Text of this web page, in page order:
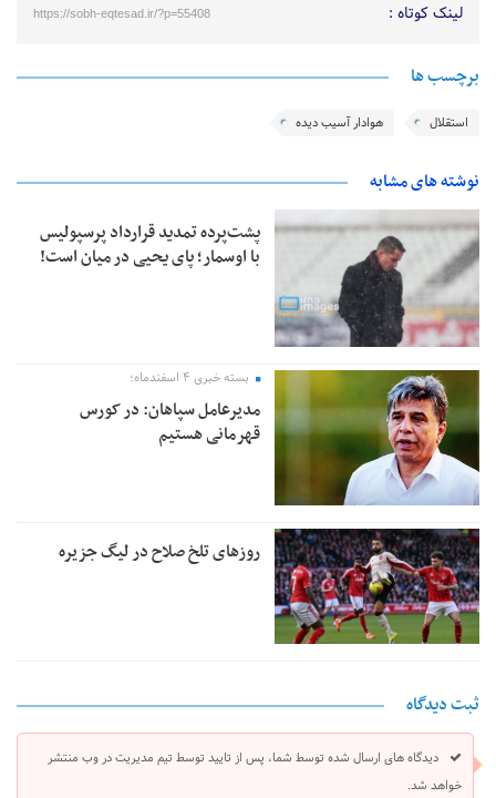
لینک کوتاه : https://sobh-eqtesad.ir/?p=55408
برچسب ها
استقلال هوادار آسیب دیده
نوشته های مشابه
پشت‌پرده تمدید قرارداد پرسپولیس
با اوسمار؛ پای یحیی در میان است!
بسته خبری ۴ اسفندماه؛
مدیرعامل سپاهان: در کورس
قهرمانی هستیم
روزهای تلخ صلاح در لیگ جزیره
ثبت دیدگاه
دیدگاه های ارسال شده توسط شما، پس از تایید توسط تیم مدیریت در وب منتشر
خواهد شد.